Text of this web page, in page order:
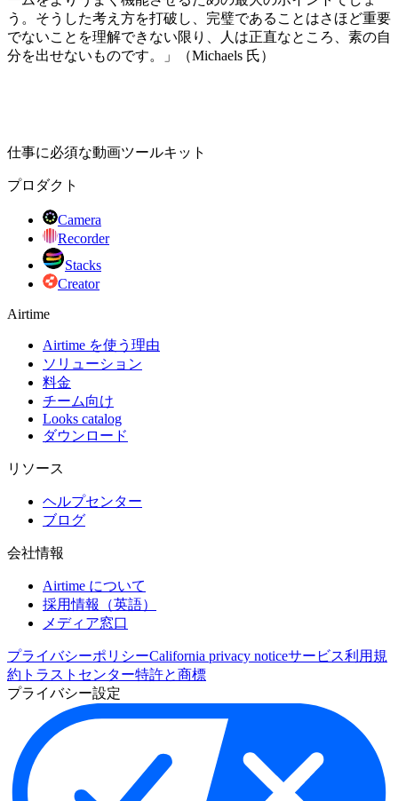
う。そうした考え方を打破し、完璧であることはさほど重要
でないことを理解できない限り、人は正直なところ、素の自
分を出せないものです。」（Michaels 氏）
仕事に必須な動画ツールキット
プロダクト
Camera
Recorder
Stacks
Creator
Airtime
Airtime を使う理由
ソリューション
料金
チーム向け
Looks catalog
ダウンロード
リソース
ヘルプセンター
ブログ
会社情報
Airtime について
採用情報（英語）
メディア窓口
プライバシーポリシーCalifornia privacy noticeサービス利用規
約 トラストセンター特許と商標
プライバシー設定